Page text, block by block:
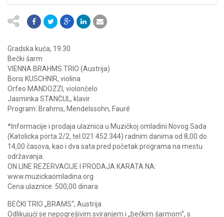
Gradska kuća, 19.30
Bečki šarm
VIENNA BRAHMS TRIO (Austrija)
Boris KUSCHNIR, violina
Orfeo MANDOZZI, violončelo
Jasminka STANČUL, klavir
Program: Brahms, Mendelssohn, Fauré
*Informacije i prodaja ulaznica u Muzičkoj omladini Novog Sada
(Katolicka porta 2/2, tel.021 452 344) radnim danima od 8,00 do
14,00 časova, kao i dva sata pred početak programa na mestu
održavanja.
ON LINE REZERVACIJE I PRODAJA KARATA NA:
www.muzickaomladina.org
Cena ulaznice: 500,00 dinara
BEČKI TRIO „BRAMS“, Austrija
Odlikujući se nepogrešivim sviranjem i „bečkim šarmom“, s